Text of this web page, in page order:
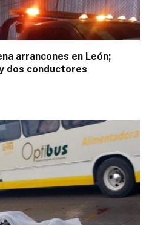
arrancones en León;
dos conductores